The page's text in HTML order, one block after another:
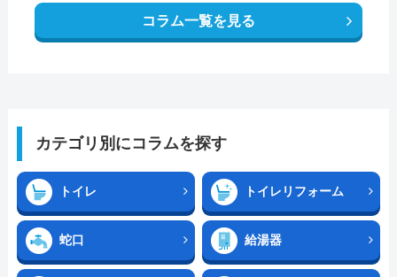
コラム一覧を見る
カテゴリ別にコラムを探す
トイレ トイレリフォーム
蛇口 給湯器